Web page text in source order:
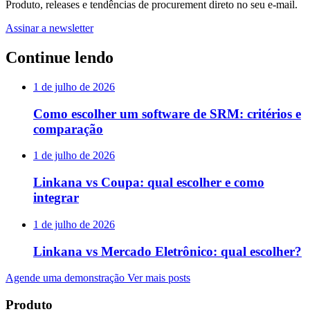
Produto, releases e tendências de procurement direto no seu e-mail.
Assinar a newsletter
Continue lendo
1 de julho de 2026
Como escolher um software de SRM: critérios e
comparação
1 de julho de 2026
Linkana vs Coupa: qual escolher e como
integrar
1 de julho de 2026
Linkana vs Mercado Eletrônico: qual escolher?
Agende uma demonstração Ver mais posts
Produto